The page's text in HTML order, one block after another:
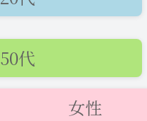
50代
女性